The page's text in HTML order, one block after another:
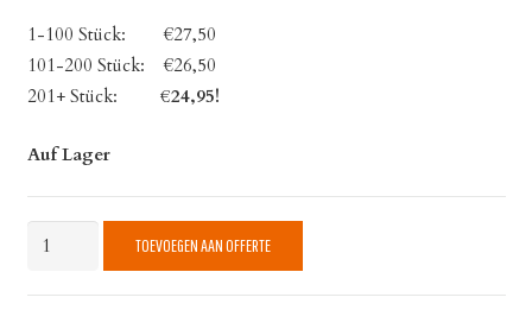
1-100 Stück: €27,50
101-200 Stück: €26,50
201+ Stück: €24,95!
Auf Lager
Weddingchair
quantity
TOEVOEGEN AAN OFFERTE